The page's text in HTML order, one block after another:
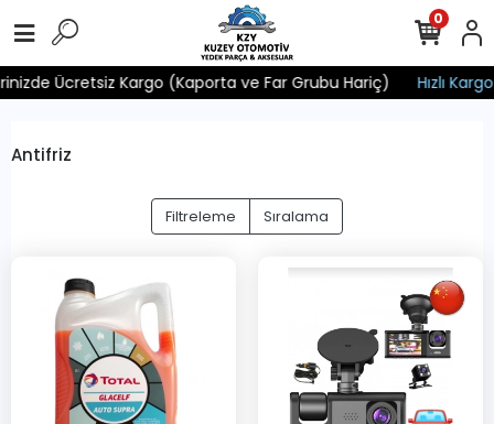
Ücretsiz Kargo (Kaporta ve Far Grubu Hariç) Hızlı Kargo
0
Antifriz
Filtreleme Sıralama